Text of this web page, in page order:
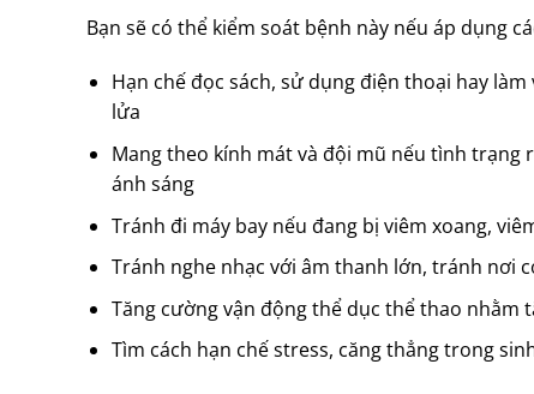
Bạn sẽ có thể kiểm soát bệnh này nếu áp dụng
Hạn chế đọc sách, sử dụng điện thoại hay
lửa
Mang theo kính mát và đội mũ nếu tình
ánh sáng
Tránh đi máy bay nếu đang bị viêm xoang,
Tránh nghe nhạc với âm thanh lớn, tránh nơi
Tăng cường vận động thể dục thể thao
Tìm cách hạn chế stress, căng thẳng trong